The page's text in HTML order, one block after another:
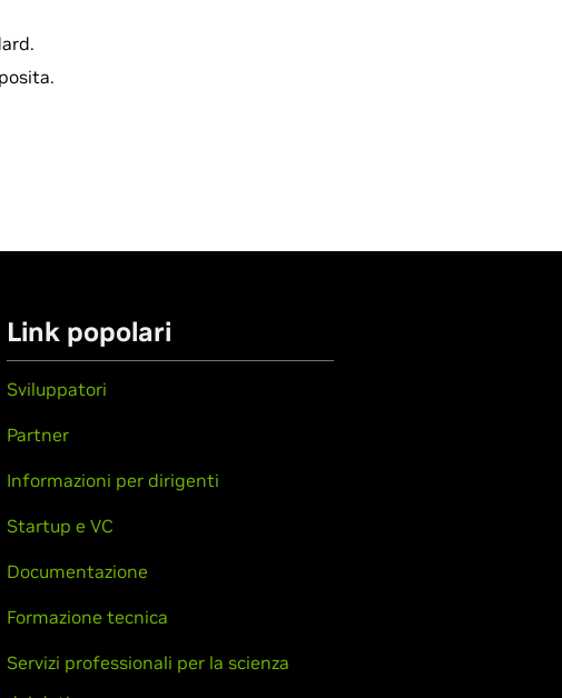
Link popolari
Sviluppatori
Partner
Informazioni per dirigenti
Startup e VC
Documentazione
Formazione tecnica
Servizi professionali per la scienza